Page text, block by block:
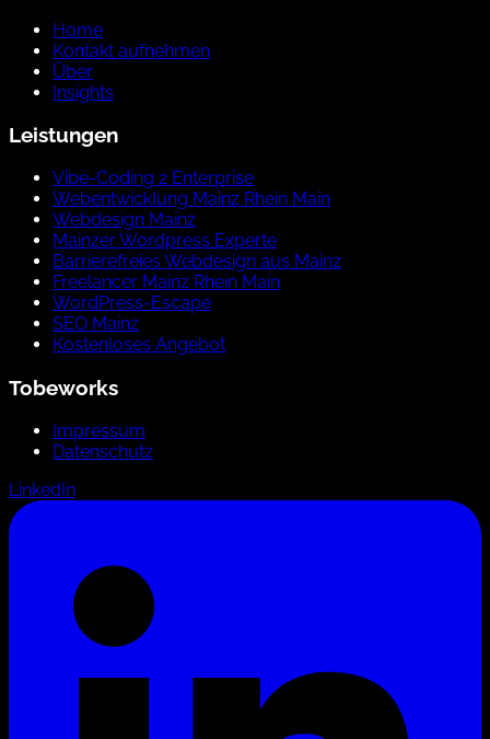
Home
Kontakt aufnehmen
Über
Insights
Leistungen
Vibe-Coding 2 Enterprise
Webentwicklung Mainz Rhein Main
Webdesign Mainz
Mainzer Wordpress Experte
Barrierefreies Webdesign aus Mainz
Freelancer Mainz Rhein Main
WordPress-Escape
SEO Mainz
Kostenloses Angebot
Tobeworks
Impressum
Datenschutz
LinkedIn